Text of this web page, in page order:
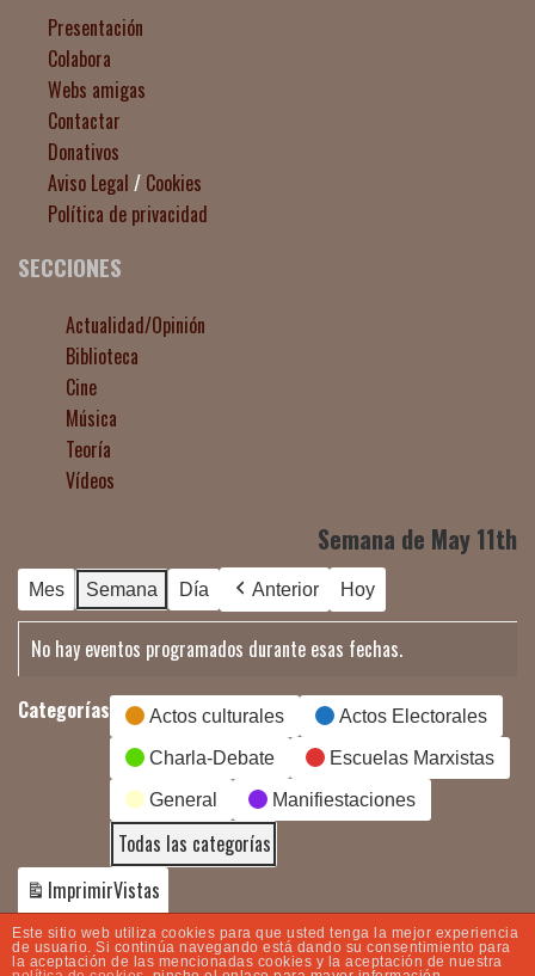
Presentación
Colabora
Webs amigas
Contactar
Donativos
Aviso Legal / Cookies
Política de privacidad
SECCIONES
Actualidad/Opinión
Biblioteca
Cine
Música
Teoría
Vídeos
Semana de May 11th
Mes Semana Día Anterior Hoy
No hay eventos programados durante esas fechas.
Categorías Actos culturales Actos Electorales
Charla-Debate Escuelas Marxistas
General Manifiestaciones
Todas las categorías
ImprimirVistas
Este sitio web utiliza cookies para que usted tenga la mejor experiencia
de usuario. Si continúa navegando está dando su consentimiento para
la aceptación de las mencionadas cookies y la aceptación de nuestra